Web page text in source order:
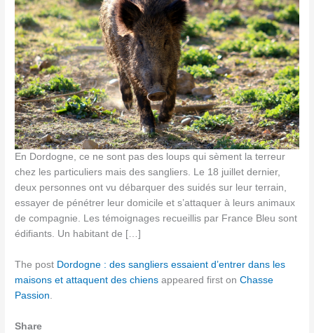
En Dordogne, ce ne sont pas des loups qui sèment la terreur
chez les particuliers mais des sangliers. Le 18 juillet dernier,
deux personnes ont vu débarquer des suidés sur leur terrain,
essayer de pénétrer leur domicile et s’attaquer à leurs animaux
de compagnie. Les témoignages recueillis par France Bleu sont
édifiants. Un habitant de […]
The post Dordogne : des sangliers essaient d’entrer dans les
maisons et attaquent des chiens appeared first onChasse
Passion.
Share